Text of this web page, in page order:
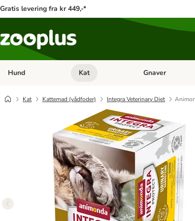
Gratis levering fra kr 449,-*
Hund Åben kategori menu: Hund
Kat Åben kategori
Gnaver
Kat Kattemad (vådfoder) Integra Veterinary Diet